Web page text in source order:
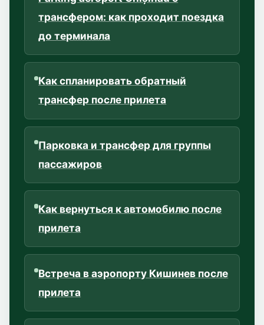
трансфером: как проходит поездка
до терминала
Как спланировать обратный
трансфер после прилета
Парковка и трансфер для группы
пассажиров
Как вернуться к автомобилю после
прилета
Встреча в аэропорту Кишинев после
прилета